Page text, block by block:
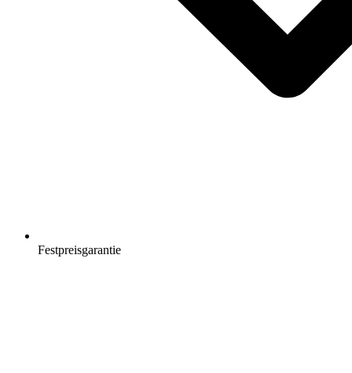
Festpreisgarantie